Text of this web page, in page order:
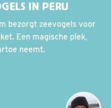
IN PERU
bezorgt zeevogels voor
Een magische plek,
neemt.